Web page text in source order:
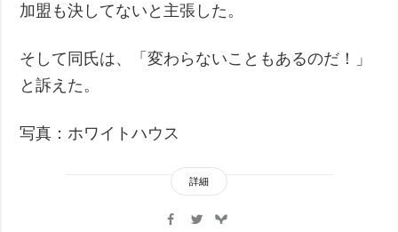
加盟も決してないと主張した。
そして同氏は、「変わらないこともあるのだ！」
と訴えた。
写真：ホワイトハウス
詳細